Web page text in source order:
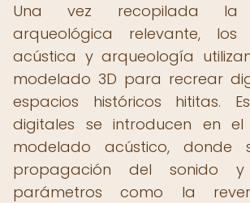
Una vez recopilada la
arqueológica relevante, los
acústica y arqueología
modelado 3D para recrear
espacios históricos hititas.
digitales se introducen en
modelado acústico, donde
propagación del sonido
parámetros como la